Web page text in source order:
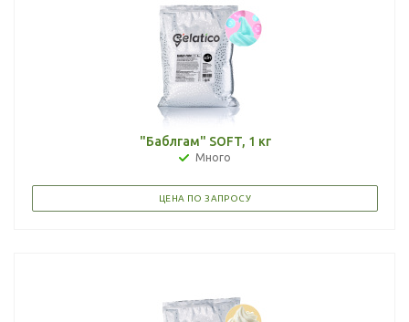
"Баблгам" SOFT, 1 кг
Много
ЦЕНА ПО ЗАПРОСУ